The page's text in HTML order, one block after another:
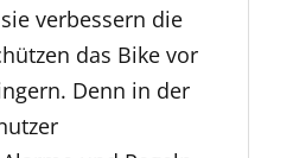
verbessern die
das Bike vor
Denn in der